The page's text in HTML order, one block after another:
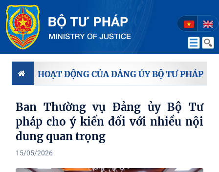
HOẠT ĐỘNG CỦA ĐẢNG ỦY BỘ TƯ PHÁP
Ban Thường vụ Đảng ủy Bộ Tư
pháp cho ý kiến đối với nhiều nội
dung quan trọng
15/05/2026